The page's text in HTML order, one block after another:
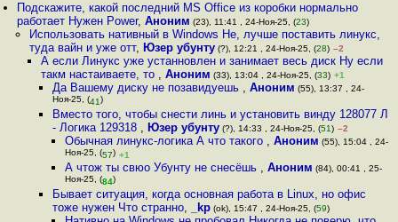
Подскажите, какой последний MS Office из коробки нормально
работает Нужен Power,Аноним (23), 11:41 , 24-Ноя-25, (23)
Использовать нативный в Windows Не, лучше поставить линукс,
туда вайн и уже отт, Юзер убунту(?), 12:21 , 24-Ноя-25, (28) –2
А если Линукс уже устанновлен и занимает весь диск Ну если
такм настаиваете, то , Аноним (33), 13:04 , 24-Ноя-25, (33) +1
Да Вашему диску не позавидуешь ,Аноним (55), 13:37 , 24-
Ноя-25, (41)
Вместо того, чтобы снести линь и установить винду 128077 Л
- Логика 129318 , Юзер убунту (?), 14:33 , 24-Ноя-25, (51) –2
Обычная линукс-логика А что такого , Аноним (55), 15:04 , 24-
Ноя-25, (57) +1
А чтож ты свюо Убунту не снесёшь , Аноним (84), 00:41 , 25-
Ноя-25, (84)
Бывает ситуация, когда основная работа в Linux, но офис
тоже нужен Что странно, _kp (ok), 15:47 , 24-Ноя-25, (59)